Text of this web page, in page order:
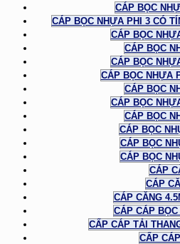
CÁP BỌC
CÁP BỌC NHỰA PHI 3 CÓ
CÁP BỌC
CÁP BỌC
CÁP BỌC
CÁP BỌC NHỰA
CÁP BỌC
CÁP BỌC
CÁP BỌC
CÁP BỌC
CÁP BỌC
CÁP BỌC
CÁP
CÁP
CÁP CĂNG
CÁP CÁP
CẤP CÁP TẢI
CẤP